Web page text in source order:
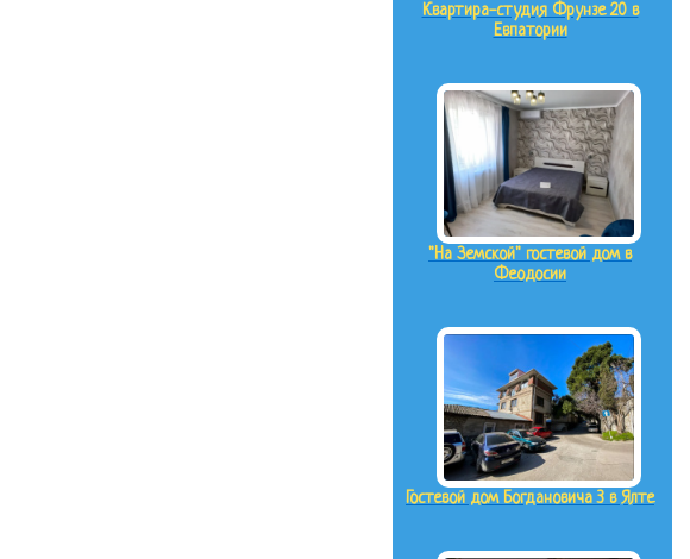
Квартира-студия Фрунзе 20 в
Евпатории
"На Земской" гостевой дом в
Феодосии
Гостевой дом Богдановича 3 в Ялте